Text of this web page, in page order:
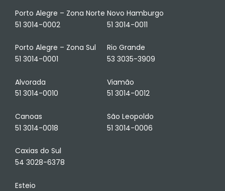
Porto Alegre – Zona Norte
51 3014-0002
Porto Alegre – Zona Sul
51 3014-0001
Alvorada
51 3014-0010
Canoas
51 3014-0018
Caxias do Sul
54 3028-6378
Esteio
Novo Hamburgo
51 3014-0011
Rio Grande
53 3035-3909
Viamão
51 3014-0012
São Leopoldo
51 3014-0006